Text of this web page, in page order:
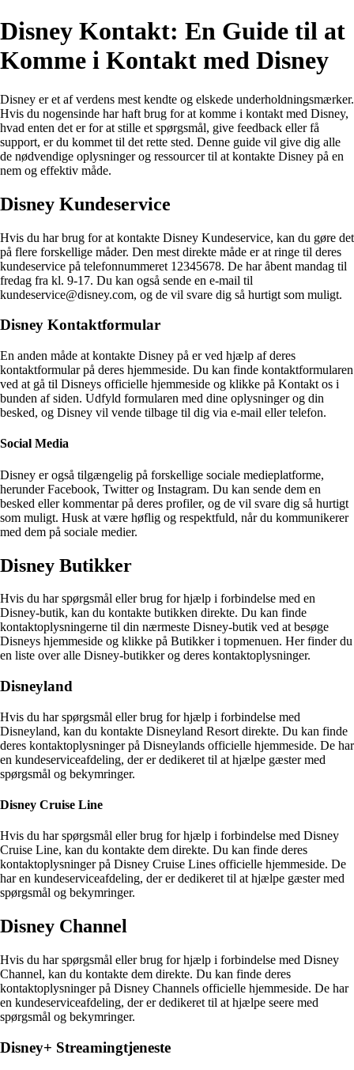
Disney Kontakt: En Guide til at
Komme i Kontakt med Disney
Disney er et af verdens mest kendte og elskede underholdningsmærker.
Hvis du nogensinde har haft brug for at komme i kontakt med Disney,
hvad enten det er for at stille et spørgsmål, give feedback eller få
support, er du kommet til det rette sted. Denne guide vil give dig alle
de nødvendige oplysninger og ressourcer til at kontakte Disney på en
nem og effektiv måde.
Disney Kundeservice
Hvis du har brug for at kontakte Disney Kundeservice, kan du gøre det
på flere forskellige måder. Den mest direkte måde er at ringe til deres
kundeservice på telefonnummeret 12345678. De har åbent mandag til
fredag ​​fra kl. 9-17. Du kan også sende en e-mail til
kundeservice@disney.com, og de vil svare dig så hurtigt som muligt.
Disney Kontaktformular
En anden måde at kontakte Disney på er ved hjælp af deres
kontaktformular på deres hjemmeside. Du kan finde kontaktformularen
ved at gå til Disneys officielle hjemmeside og klikke på Kontakt os i
bunden af siden. Udfyld formularen med dine oplysninger og din
besked, og Disney vil vende tilbage til dig via e-mail eller telefon.
Social Media
Disney er også tilgængelig på forskellige sociale medieplatforme,
herunder Facebook, Twitter og Instagram. Du kan sende dem en
besked eller kommentar på deres profiler, og de vil svare dig så hurtigt
som muligt. Husk at være høflig og respektfuld, når du kommunikerer
med dem på sociale medier.
Disney Butikker
Hvis du har spørgsmål eller brug for hjælp i forbindelse med en
Disney-butik, kan du kontakte butikken direkte. Du kan finde
kontaktoplysningerne til din nærmeste Disney-butik ved at besøge
Disneys hjemmeside og klikke på Butikker i topmenuen. Her finder du
en liste over alle Disney-butikker og deres kontaktoplysninger.
Disneyland
Hvis du har spørgsmål eller brug for hjælp i forbindelse med
Disneyland, kan du kontakte Disneyland Resort direkte. Du kan finde
deres kontaktoplysninger på Disneylands officielle hjemmeside. De har
en kundeserviceafdeling, der er dedikeret til at hjælpe gæster med
spørgsmål og bekymringer.
Disney Cruise Line
Hvis du har spørgsmål eller brug for hjælp i forbindelse med Disney
Cruise Line, kan du kontakte dem direkte. Du kan finde deres
kontaktoplysninger på Disney Cruise Lines officielle hjemmeside. De
har en kundeserviceafdeling, der er dedikeret til at hjælpe gæster med
spørgsmål og bekymringer.
Disney Channel
Hvis du har spørgsmål eller brug for hjælp i forbindelse med Disney
Channel, kan du kontakte dem direkte. Du kan finde deres
kontaktoplysninger på Disney Channels officielle hjemmeside. De har
en kundeserviceafdeling, der er dedikeret til at hjælpe seere med
spørgsmål og bekymringer.
Disney+ Streamingtjeneste